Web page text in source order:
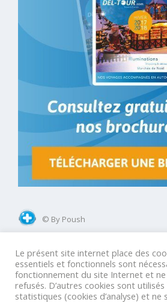
© By Poush
Mentions légales
Conditions Générales GIR
Le présent site internet place des
essentiels et fonctionnels sont
fonctionnement du site Internet et
refusés. D’autres cookies sont
statistiques (cookies d’analyse) et ne